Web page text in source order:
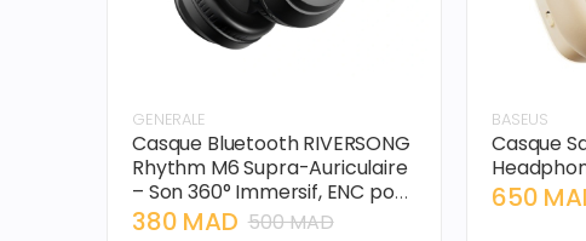
GENERALE
Casque Bluetooth RIVERSONG
Rhythm M6 Supra-Auriculaire
– Son 360° Immersif, ENC pour
Appels Clairs, 25h Autonomie,
380 MAD 500 MAD
BASEUS
Casque
650